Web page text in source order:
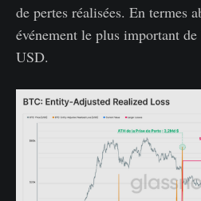
de pertes réalisées. En termes
événement le plus important
USD.